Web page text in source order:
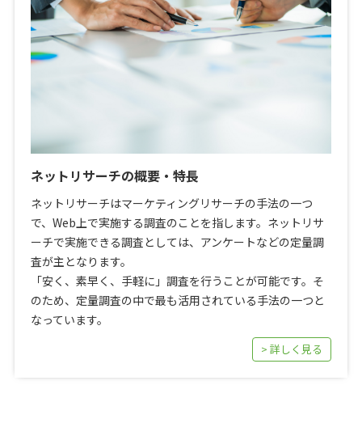
ネットリサーチの概要・特長
ネットリサーチはマーケティングリサーチの手法の一つ
で、Web上で実施する調査のことを指します。ネットリサ
ーチで実施できる調査としては、アンケートなどの定量調
査が主となります。
「安く、素早く、手軽に」調査を行うことが可能です。そ
のため、定量調査の中で最も活用されている手法の一つと
なっています。
> 詳しく見る